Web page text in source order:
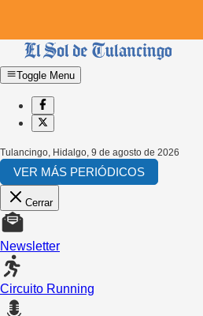
Toggle Menu
Tulancingo, Hidalgo, 9 de agosto de 2026
VER MÁS PERIÓDICOS
Cerrar
Newsletter
Circuito Running